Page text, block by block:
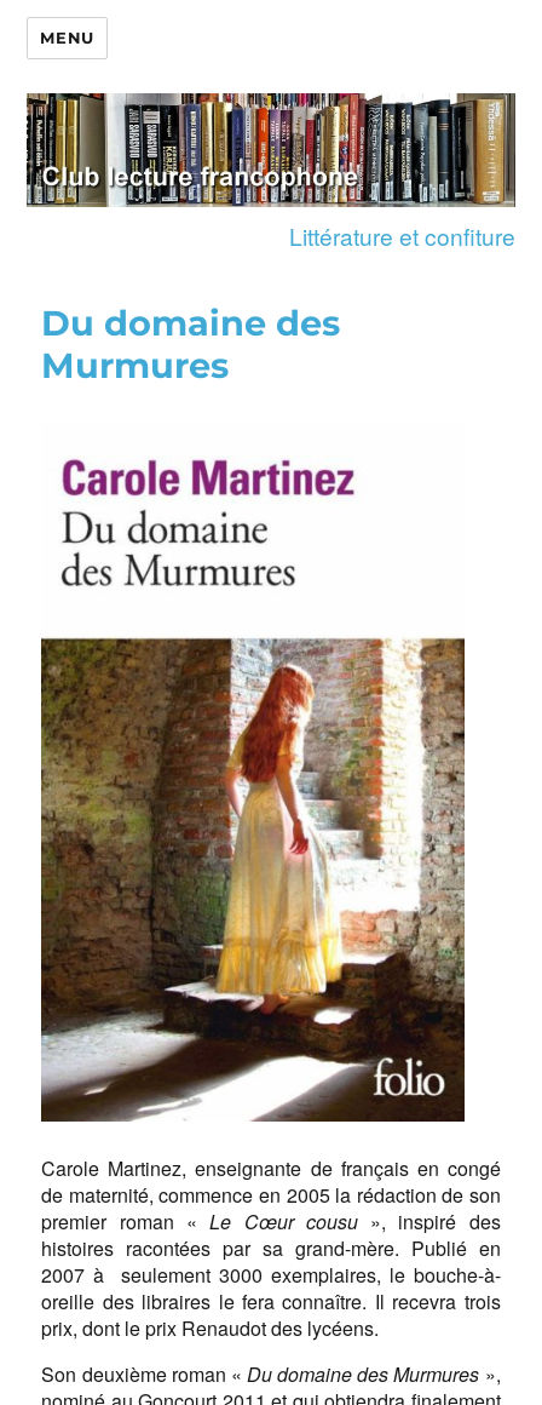
MENU
Littérature et confiture
Du domaine des
Murmures
Carole Martinez, enseignante de français en congé
de maternité, commence en 2005 la rédaction de son
premier roman «Le Cœur cousu », inspiré des
histoires racontées par sa grand-mère. Publié en
2007 à seulement 3000 exemplaires, le bouche-à-
oreille des libraires le fera connaître. Il recevra trois
prix, dont le prix Renaudot des lycéens.
Son deuxième roman « Du domaine des Murmures »,